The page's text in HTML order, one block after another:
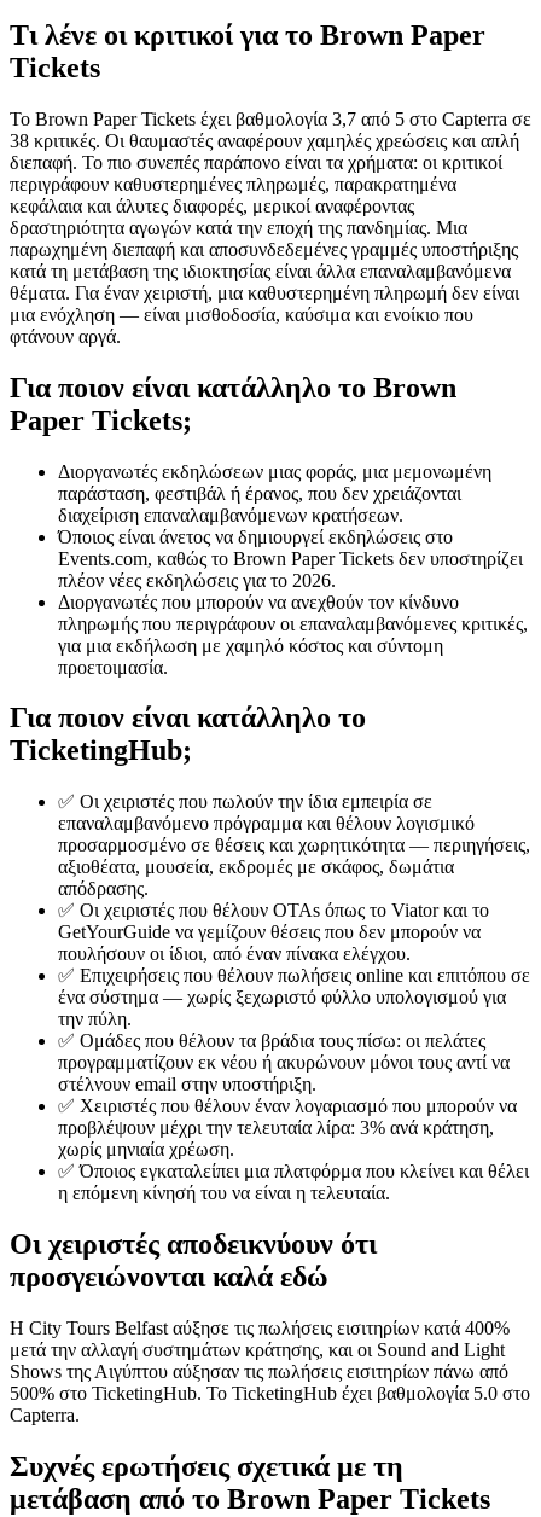
Τι λένε οι κριτικοί για το Brown Paper
Tickets
Το Brown Paper Tickets έχει βαθμολογία 3,7 από 5 στο Capterra σε
38 κριτικές. Οι θαυμαστές αναφέρουν χαμηλές χρεώσεις και απλή
διεπαφή. Το πιο συνεπές παράπονο είναι τα χρήματα: οι κριτικοί
περιγράφουν καθυστερημένες πληρωμές, παρακρατημένα
κεφάλαια και άλυτες διαφορές, μερικοί αναφέροντας
δραστηριότητα αγωγών κατά την εποχή της πανδημίας. Μια
παρωχημένη διεπαφή και αποσυνδεδεμένες γραμμές υποστήριξης
κατά τη μετάβαση της ιδιοκτησίας είναι άλλα επαναλαμβανόμενα
θέματα. Για έναν χειριστή, μια καθυστερημένη πληρωμή δεν είναι
μια ενόχληση — είναι μισθοδοσία, καύσιμα και ενοίκιο που
φτάνουν αργά.
Για ποιον είναι κατάλληλο το Brown
Paper Tickets;
Διοργανωτές εκδηλώσεων μιας φοράς, μια μεμονωμένη
παράσταση, φεστιβάλ ή έρανος, που δεν χρειάζονται
διαχείριση επαναλαμβανόμενων κρατήσεων.
Όποιος είναι άνετος να δημιουργεί εκδηλώσεις στο
Events.com, καθώς το Brown Paper Tickets δεν υποστηρίζει
πλέον νέες εκδηλώσεις για το 2026.
Διοργανωτές που μπορούν να ανεχθούν τον κίνδυνο
πληρωμής που περιγράφουν οι επαναλαμβανόμενες κριτικές,
για μια εκδήλωση με χαμηλό κόστος και σύντομη
προετοιμασία.
Για ποιον είναι κατάλληλο το
TicketingHub;
✅ Οι χειριστές που πωλούν την ίδια εμπειρία σε
επαναλαμβανόμενο πρόγραμμα και θέλουν λογισμικό
προσαρμοσμένο σε θέσεις και χωρητικότητα — περιηγήσεις,
αξιοθέατα, μουσεία, εκδρομές με σκάφος, δωμάτια
απόδρασης.
✅ Οι χειριστές που θέλουν OTAs όπως το Viator και το
GetYourGuide να γεμίζουν θέσεις που δεν μπορούν να
πουλήσουν οι ίδιοι, από έναν πίνακα ελέγχου.
✅ Επιχειρήσεις που θέλουν πωλήσεις online και επιτόπου σε
ένα σύστημα — χωρίς ξεχωριστό φύλλο υπολογισμού για
την πύλη.
✅ Ομάδες που θέλουν τα βράδια τους πίσω: οι πελάτες
προγραμματίζουν εκ νέου ή ακυρώνουν μόνοι τους αντί να
στέλνουν email στην υποστήριξη.
✅ Χειριστές που θέλουν έναν λογαριασμό που μπορούν να
προβλέψουν μέχρι την τελευταία λίρα: 3% ανά κράτηση,
χωρίς μηνιαία χρέωση.
✅ Όποιος εγκαταλείπει μια πλατφόρμα που κλείνει και θέλει
η επόμενη κίνησή του να είναι η τελευταία.
Οι χειριστές αποδεικνύουν ότι
προσγειώνονται καλά εδώ
Η City Tours Belfast αύξησε τις πωλήσεις εισιτηρίων κατά 400%
μετά την αλλαγή συστημάτων κράτησης, και οι Sound and Light
Shows της Αιγύπτου αύξησαν τις πωλήσεις εισιτηρίων πάνω από
500% στο TicketingHub. Το TicketingHub έχει βαθμολογία 5.0 στο
Capterra.
Συχνές ερωτήσεις σχετικά με τη
μετάβαση από το Brown Paper Tickets